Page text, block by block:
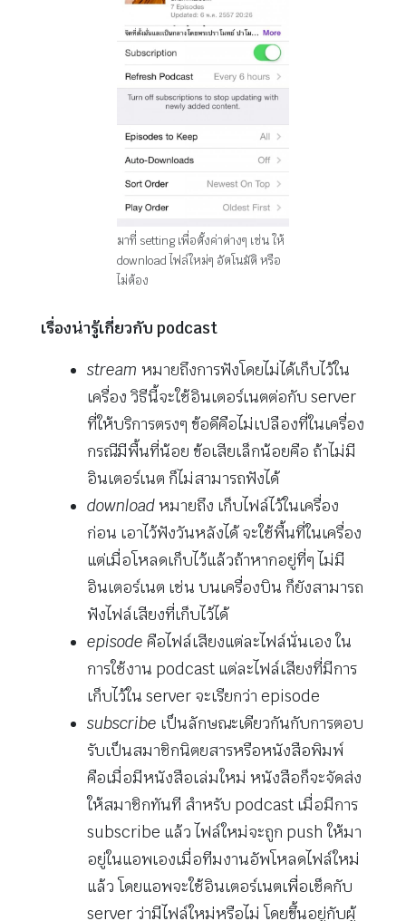
มาที่ setting เพื่อตั้งค่าต่างๆ เช่น ให้
download ไฟล์ใหม่ๆ อัตโนมัติ หรือ
ไม่ต้อง
เรื่องน่ารู้เกี่ยวกับ podcast
stream หมายถึงการฟังโดยไม่ได้เก็บไว้ใน
เครื่อง วิธีนี้จะใช้อินเตอร์เนตต่อกับ server
ที่ให้บริการตรงๆ ข้อดีคือไม่เปลืองที่ในเครื่อง
กรณีมีพื้นที่น้อย ข้อเสียเล็กน้อยคือ ถ้าไม่มี
อินเตอร์เนต ก็ไม่สามารถฟังได้
download หมายถึง เก็บไฟล์ไว้ในเครื่อง
ก่อน เอาไว้ฟังวันหลังได้ จะใช้พื้นที่ในเครื่อง
แต่เมื่อโหลดเก็บไว้แล้วถ้าหากอยู่ที่ๆ ไม่มี
อินเตอร์เนต เช่น บนเครื่องบิน ก็ยังสามารถ
ฟังไฟล์เสียงที่เก็บไว้ได้
episode คือไฟล์เสียงแต่ละไฟล์นั่นเอง ใน
การใช้งาน podcast แต่ละไฟล์เสียงที่มีการ
เก็บไว้ใน server จะเรียกว่า episode
subscribe เป็นลักษณะเดียวกันกับการตอบ
รับเป็นสมาชิกนิตยสารหรือหนังสือพิมพ์
คือเมื่อมีหนังสือเล่มใหม่ หนังสือก็จะจัดส่ง
ให้สมาชิกทันที สำหรับ podcast เมื่อมีการ
subscribe แล้ว ไฟล์ใหม่จะถูก push ให้มา
อยู่ในแอพเองเมื่อทีมงานอัพโหลดไฟล์ใหม่
แล้ว โดยแอพจะใช้อินเตอร์เนตเพื่อเช็คกับ
server ว่ามีไฟล์ใหม่หรือไม่ โดยขึ้นอยู่กับผู้